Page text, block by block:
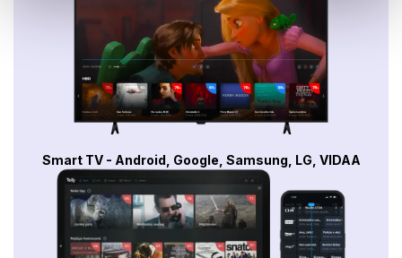
Smart TV - Android, Google, Samsung, LG, VIDAA